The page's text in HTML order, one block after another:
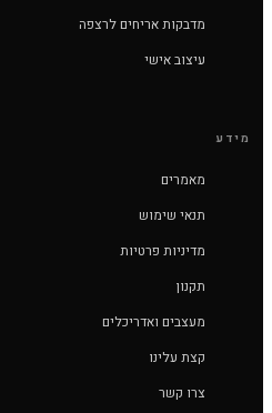
מדבקות אריחים לרצפה
עיצוב אישי
מידע
מאמרים
תנאי שימוש
מדיניות פרטיות
תקנון
מעצבים ואדריכלים
קצת עלינו
צרו קשר